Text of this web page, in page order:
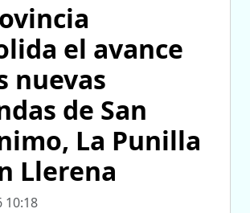
el avance
nuevas
de San
La Punilla
Llerena
10:18